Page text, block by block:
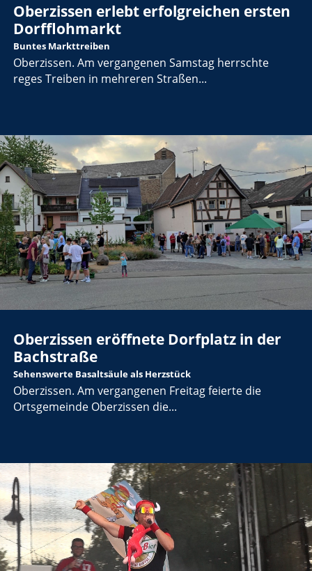
Oberzissen erlebt erfolgreichen ersten
Dorfflohmarkt
Buntes Markttreiben
Oberzissen. Am vergangenen Samstag herrschte
reges Treiben in mehreren Straßen...
Oberzissen eröffnete Dorfplatz in der
Bachstraße
Sehenswerte Basaltsäule als Herzstück
Oberzissen. Am vergangenen Freitag feierte die
Ortsgemeinde Oberzissen die...